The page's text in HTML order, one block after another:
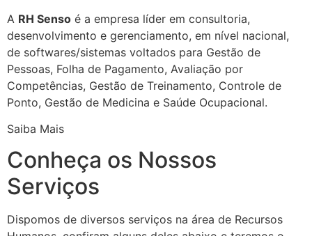
A RH Senso é a empresa líder em consultoria,
desenvolvimento e gerenciamento, em nível nacional,
de softwares/sistemas voltados para Gestão de
Pessoas, Folha de Pagamento, Avaliação por
Competências, Gestão de Treinamento, Controle de
Ponto, Gestão de Medicina e Saúde Ocupacional.
Saiba Mais
Conheça os Nossos
Serviços
Dispomos de diversos serviços na área de Recursos